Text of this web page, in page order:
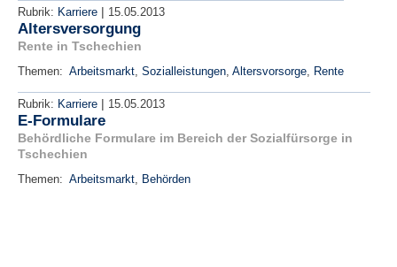
Rubrik: Karriere | 15.05.2013
Altersversorgung
Rente in Tschechien
Themen: Arbeitsmarkt, Sozialleistungen, Altersvorsorge, Rente
Rubrik: Karriere | 15.05.2013
E-Formulare
Behördliche Formulare im Bereich der Sozialfürsorge in
Tschechien
Themen: Arbeitsmarkt, Behörden